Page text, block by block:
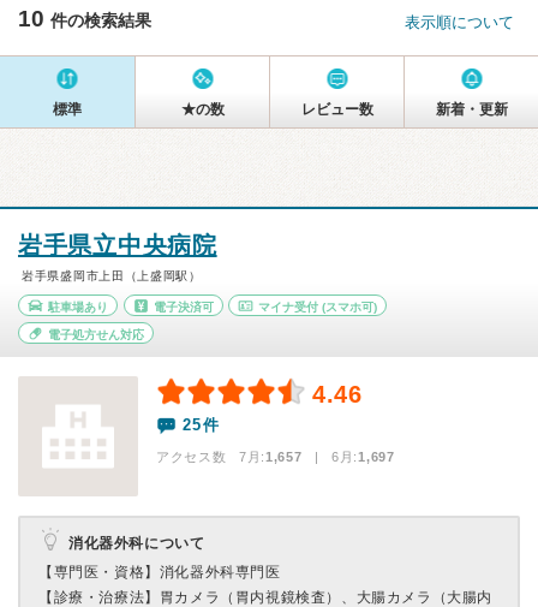
10 件の検索結果 表示順について
標準 ★の数 レビュー数 新着・更新
岩手県立中央病院
岩手県盛岡市上田（上盛岡駅）
駐車場あり 電子決済可 マイナ受付 (スマホ可)
電子処方せん対応
4.46
25件
アクセス数 7月:1,657 | 6月:1,697
消化器外科について
【専門医・資格】 消化器外科専門医
【診療・治療法】 胃カメラ（胃内視鏡検査）、大腸カメラ（大腸内